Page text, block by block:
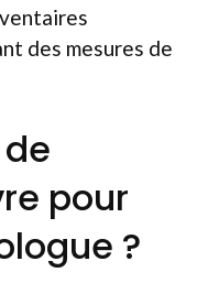
des mesures de
pour
?